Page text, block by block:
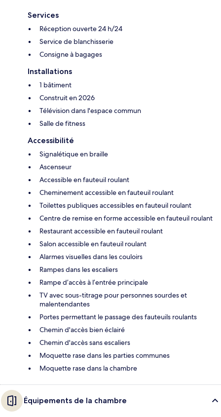
Services
Réception ouverte 24 h/24
Service de blanchisserie
Consigne à bagages
Installations
1 bâtiment
Construit en 2026
Télévision dans l'espace commun
Salle de fitness
Accessibilité
Signalétique en braille
Ascenseur
Accessible en fauteuil roulant
Cheminement accessible en fauteuil roulant
Toilettes publiques accessibles en fauteuil roulant
Centre de remise en forme accessible en fauteuil roulant
Restaurant accessible en fauteuil roulant
Salon accessible en fauteuil roulant
Alarmes visuelles dans les couloirs
Rampes dans les escaliers
Rampe d’accès à l’entrée principale
TV avec sous-titrage pour personnes sourdes et
malentendantes
Portes permettant le passage des fauteuils roulants
Chemin d'accès bien éclairé
Chemin d'accès sans escaliers
Moquette rase dans les parties communes
Moquette rase dans la chambre
Équipements de la chambre